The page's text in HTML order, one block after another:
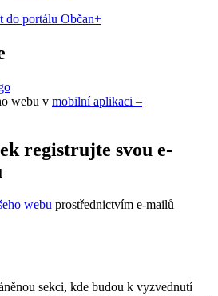
do portálu Občan+
webu v mobilní aplikaci –
registrujte svou e-
webu prostřednictvím e-mailů
sekci, kde budou k vyzvednutí